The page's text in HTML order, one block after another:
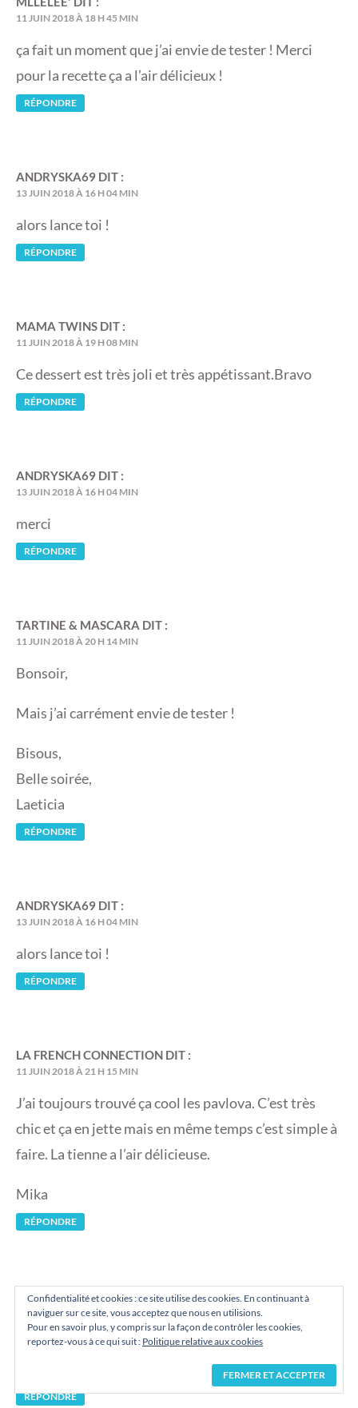
11 JUIN 2018 À 18 H 45 MIN
ça fait un moment que j’ai envie de tester ! Merci
pour la recette ça a l’air délicieux !
RÉPONDRE
ANDRYSKA69 DIT :
13 JUIN 2018 À 16 H 04 MIN
alors lance toi !
RÉPONDRE
MAMA TWINS DIT :
11 JUIN 2018 À 19 H 08 MIN
Ce dessert est très joli et très appétissant.Bravo
RÉPONDRE
ANDRYSKA69 DIT :
13 JUIN 2018 À 16 H 04 MIN
merci
RÉPONDRE
TARTINE & MASCARA DIT :
11 JUIN 2018 À 20 H 14 MIN
Bonsoir,
Mais j’ai carrément envie de tester !
Bisous,
Belle soirée,
Laeticia
RÉPONDRE
ANDRYSKA69 DIT :
13 JUIN 2018 À 16 H 04 MIN
alors lance toi !
RÉPONDRE
LA FRENCH CONNECTION DIT :
11 JUIN 2018 À 21 H 15 MIN
J’ai toujours trouvé ça cool les pavlova. C’est très
chic et ça en jette mais en même temps c’est simple à
faire. La tienne a l’air délicieuse.
Mika
RÉPONDRE
ANDRYSKA69DIT :
13 JUIN 2018 À 16 H 04 MIN
c’est super simple à faire, c’est clair et avec un effet
RÉPONDRE
Confidentialité et cookies : ce site utilise des cookies. En continuant à
naviguer sur ce site, vous acceptez que nous en utilisions.
Pour en savoir plus, y compris sur la façon de contrôler les cookies,
reportez-vous à ce qui suit : Politique relative aux cookies